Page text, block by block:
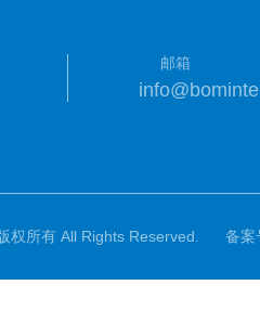
邮箱
权所有 All Rights Reserved. 备案